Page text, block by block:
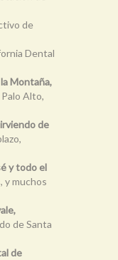
de
Dental
Montaña,
Alto,
de
y todo el
y muchos
de Santa
de